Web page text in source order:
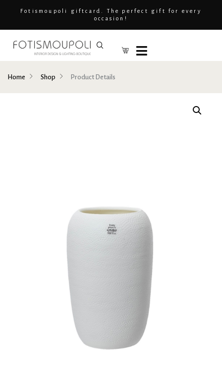
Fotismoupoli giftcard. The perfect gift for every
occasion!
Home Shop Product Details